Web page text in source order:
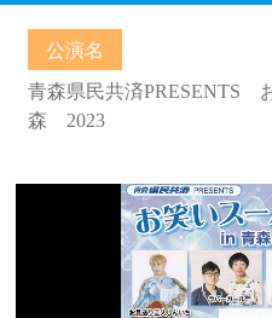
公演名
青森県民共済PRESENTS
森 2023